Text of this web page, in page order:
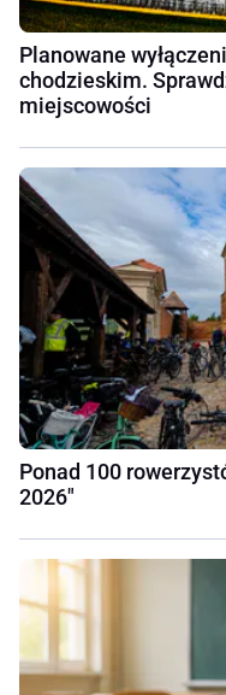
Planowane
chodzieskim.
miejscowości
Ponad 100
2026"